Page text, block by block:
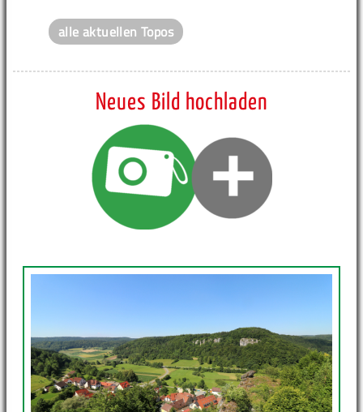
alle aktuellen Topos
Neues Bild hochladen